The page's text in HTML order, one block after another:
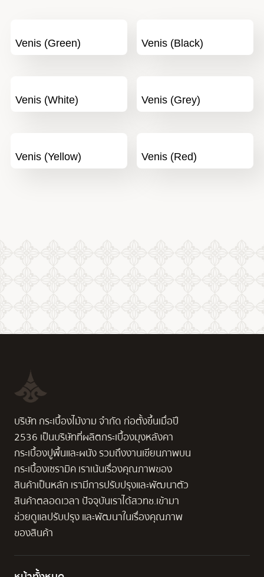
Venis (Green) Venis (Black)
Venis (White) Venis (Grey)
Venis (Yellow) Venis (Red)
บริษัท กระเบื้องไม้งาม จำกัด ก่อตั้งขึ้นเมื่อปี
2536 เป็นบริษัทที่ผลิตกระเบื้องมุงหลังคา
กระเบื้องปูพื้นและผนัง รวมถึงงานเขียนภาพบน
กระเบื้องเซรามิค เราเน้นเรื่องคุณภาพของ
สินค้าเป็นหลัก เรามีการปรับปรุงและพัฒนาตัว
สินค้าตลอดเวลา ปัจจุบันเราได้สวทช.เข้ามา
ช่วยดูแลปรับปรุง และพัฒนาในเรื่องคุณภาพ
ของสินค้า